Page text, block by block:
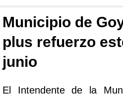
Municipio de
plus refuerzo
junio
El Intendente de la